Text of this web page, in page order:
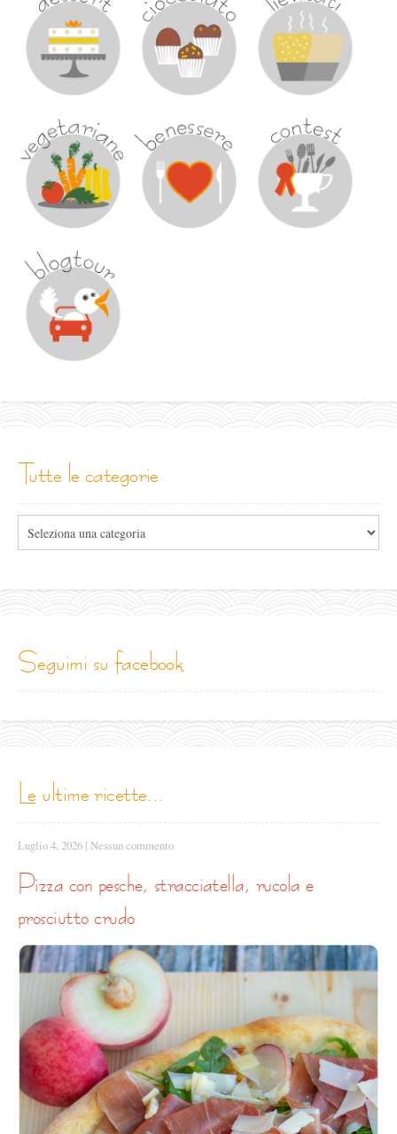
tutte le categorie
seguimi su facebook
le ultime ricette...
Luglio 4, 2026 | Nessun commento
pizza con pesche, stracciatella, rucola e
prosciutto crudo